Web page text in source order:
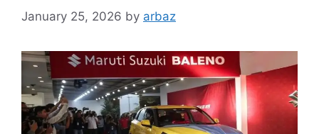
January 25, 2026 by arbaz